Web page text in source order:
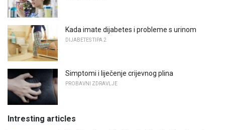
Kada imate dijabetes i probleme s urinom
DIJABETES TIPA 2
Simptomi i liječenje crijevnog plina
PROBAVNI ZDRAVLJE
Intresting articles